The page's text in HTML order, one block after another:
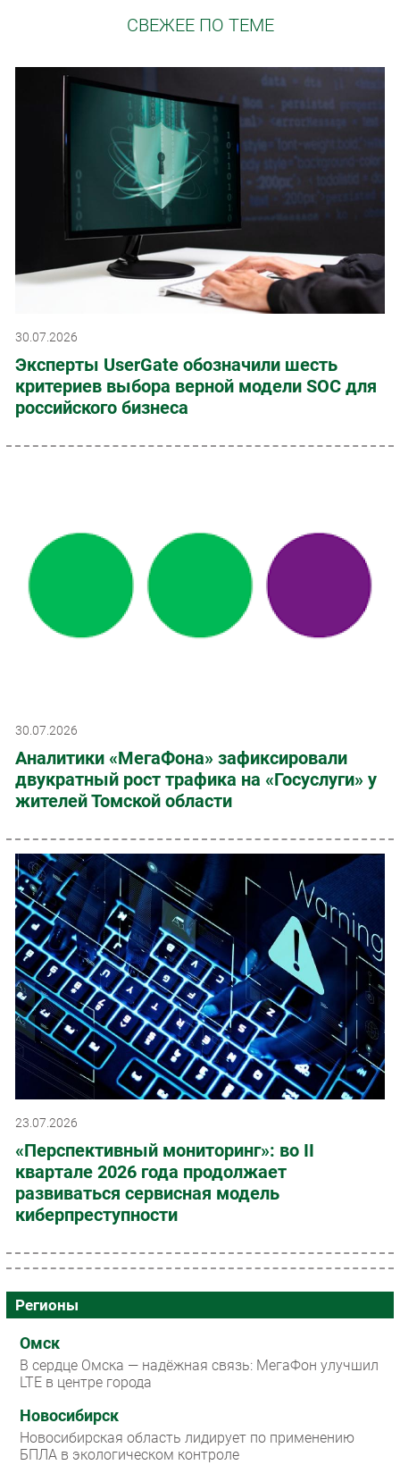
СВЕЖЕЕ ПО ТЕМЕ
30.07.2026
Эксперты UserGate обозначили шесть
критериев выбора верной модели SOC для
российского бизнеса
30.07.2026
Аналитики «МегаФона» зафиксировали
двукратный рост трафика на «Госуслуги» у
жителей Томской области
23.07.2026
«Перспективный мониторинг»: во II
квартале 2026 года продолжает
развиваться сервисная модель
киберпреступности
Регионы
Омск
В сердце Омска — надёжная связь: МегаФон улучшил
LTE в центре города
Новосибирск
Новосибирская область лидирует по применению
БПЛА в экологическом контроле